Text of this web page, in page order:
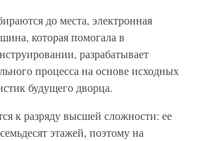
до места, электронная
которая помогала в
разрабатывает
процесса на основе исходных
будущего дворца.
к разряду высшей сложности: ее
этажей, поэтому на